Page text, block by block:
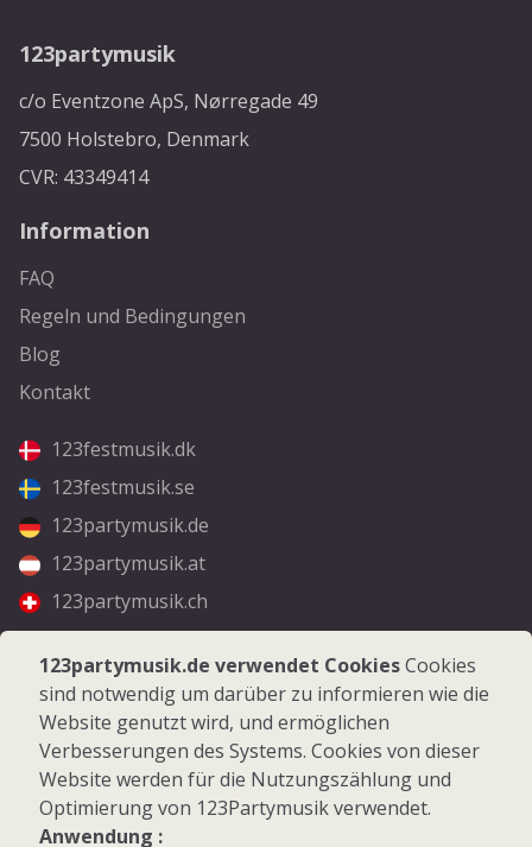
123partymusik
c/o Eventzone ApS, Nørregade 49
7500 Holstebro, Denmark
CVR: 43349414
Information
FAQ
Regeln und Bedingungen
Blog
Kontakt
123festmusik.dk
123festmusik.se
123partymusik.de
123partymusik.at
123partymusik.ch
Folgen Sie uns
Facebook
Instagram
123partymusik.de verwendet CookiesCookies
sind notwendig um darüber zu informieren wie die
Website genutzt wird, und ermöglichen
Verbesserungen des Systems. Cookies von dieser
Website werden für die Nutzungszählung und
Optimierung von 123Partymusik verwendet.
Anwendung :